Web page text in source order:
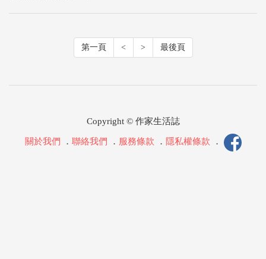
第一頁 < > 最後頁
Copyright © 作家生活誌
關於我們 ． 聯絡我們 ． 服務條款 ． 隱私權條款 ．